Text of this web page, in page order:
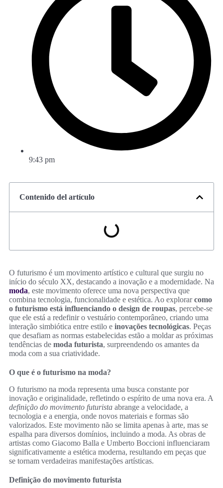
9:43 pm
Contenido del artículo
O futurismo é um movimento artístico e cultural que surgiu no
início do século XX, destacando a inovação e a modernidade. Na
moda, este movimento oferece uma nova perspectiva que
combina tecnologia, funcionalidade e estética. Ao explorarcomo
o futurismo está influenciando o design de roupas, percebe-se
que ele está a redefinir o vestuário contemporâneo, criando uma
interação simbiótica entre estilo e inovações tecnológicas. Peças
que desafiam as normas estabelecidas estão a moldar as próximas
tendências de moda futurista, surpreendendo os amantes da
moda com a sua criatividade.
O que é o futurismo na moda?
O futurismo na moda representa uma busca constante por
inovação e originalidade, refletindo o espírito de uma nova era. A
definição do movimento futurista abrange a velocidade, a
tecnologia e a energia, onde novos materiais e formas são
valorizados. Este movimento não se limita apenas à arte, mas se
espalha para diversos domínios, incluindo a moda. As obras de
artistas como Giacomo Balla e Umberto Boccioni influenciaram
significativamente a estética moderna, resultando em peças que
se tornam verdadeiras manifestações artísticas.
Definição do movimento futurista